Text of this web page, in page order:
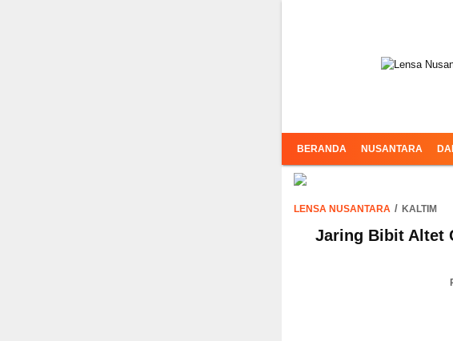
BERANDA NUSANTARA
LENSA NUSANTARA KALTIM
Jaring Bibit Altet